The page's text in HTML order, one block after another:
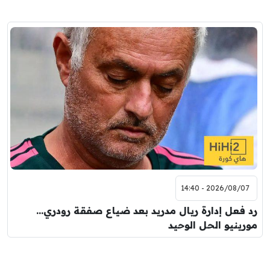
2026/08/07 - 14:40
رد فعل إدارة ريال مدريد بعد ضياع صفقة رودري…
مورينيو الحل الوحيد